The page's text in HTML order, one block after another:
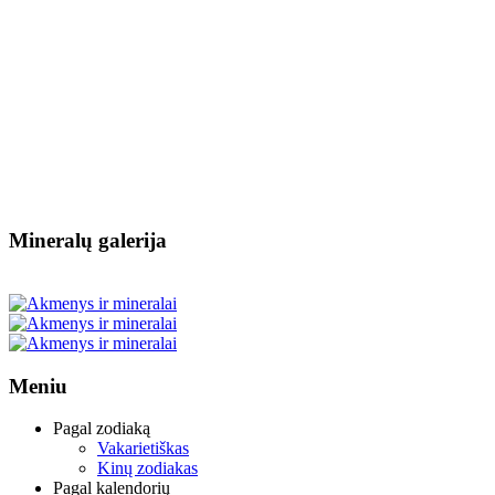
Mineralų galerija
Meniu
Pagal zodiaką
Vakarietiškas
Kinų zodiakas
Pagal kalendorių